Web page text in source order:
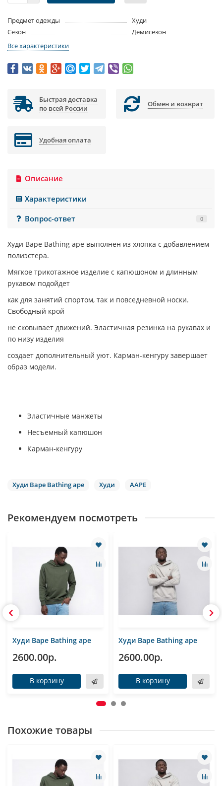
Предмет одежды
Худи
Сезон
Демисезон
Все характеристики
Быстрая доставка
по всей России
Обмен и возврат
Удобная оплата
Описание
Характеристики
Вопрос-ответ
0
Худи Bape Bathing ape выполнен из хлопка с добавлением
полиэстера.
Мягкое трикотажное изделие с капюшоном и длинным
рукавом подойдет
как для занятий спортом, так и повседневной носки.
Свободный крой
не сковывает движений. Эластичная резинка на рукавах и
по низу изделия
создает дополнительный уют. Карман-кенгуру завершает
образ модели.
Эластичные манжеты
Несъемный капюшон
Карман-кенгуру
Худи Bape Bathing ape Худи AAPE
Рекомендуем посмотреть
Худи Bape Bathing ape
2600.00р.
В корзину
Худи Bape Bathing ape
2600.00р.
В корзину
Похожие товары